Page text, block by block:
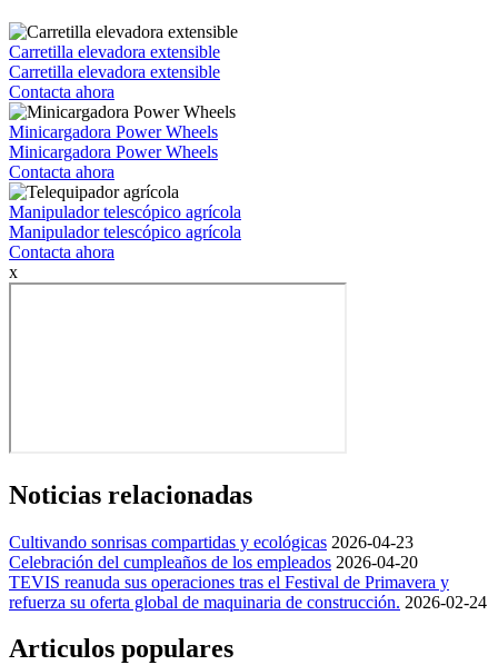
Carretilla elevadora extensible
Carretilla elevadora extensible
Contacta ahora
Minicargadora Power Wheels
Minicargadora Power Wheels
Contacta ahora
Manipulador telescópico agrícola
Manipulador telescópico agrícola
Contacta ahora
x
Noticias relacionadas
Cultivando sonrisas compartidas y ecológicas 2026-04-23
Celebración del cumpleaños de los empleados 2026-04-20
TEVIS reanuda sus operaciones tras el Festival de Primavera y
refuerza su oferta global de maquinaria de construcción. 2026-02-24
Articulos populares